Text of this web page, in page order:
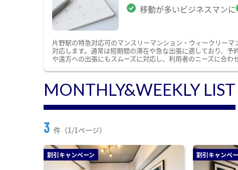
移動が多いビジネスマンに
片野駅の特急対応可のマンスリーマンション・ウィークリー
対応します。通常は短期間の滞在や急な出張に適しており、
や遠方への出張にもスムーズに対応し、利用者のニーズに合わ
MONTHLY&WEEKLY LIST
3 件（1/1ページ）
割引キャンペーン 割引キャンペ